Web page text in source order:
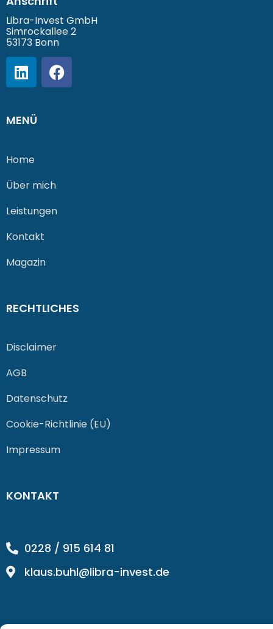
Libra-Invest GmbH
Simrockallee 2
53173 Bonn
MENÜ
Home
Über mich
Leistungen
Kontakt
Magazin
RECHTLICHES
Disclaimer
AGB
Datenschutz
Cookie-Richtlinie (EU)
Impressum
KONTAKT
0228 / 915 614 81
klaus.buhl@libra-invest.de